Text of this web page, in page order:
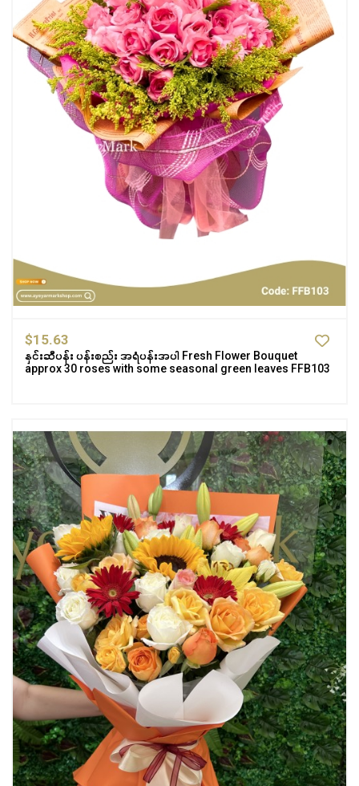
$15.63
နှင်းဆီပန်း ပန်းစည်း အရံပန်းအပါ Fresh Flower Bouquet
approx 30 roses with some seasonal green leaves FFB103